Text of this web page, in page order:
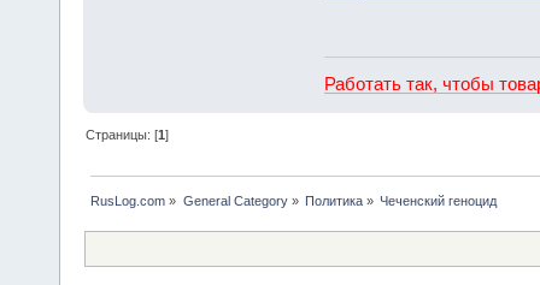
Работать так, чтобы
Страницы: [1]
RusLog.com » General Category» Политика» Чеченский геноцид